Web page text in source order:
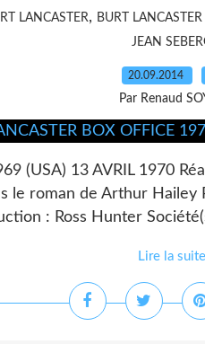
LANCASTER, BURT
JEAN
20.09.2014
Par Renaud
(USA) 13 AVRIL 1970
le roman de Arthur Hailey
: Ross Hunter
Lire la suite